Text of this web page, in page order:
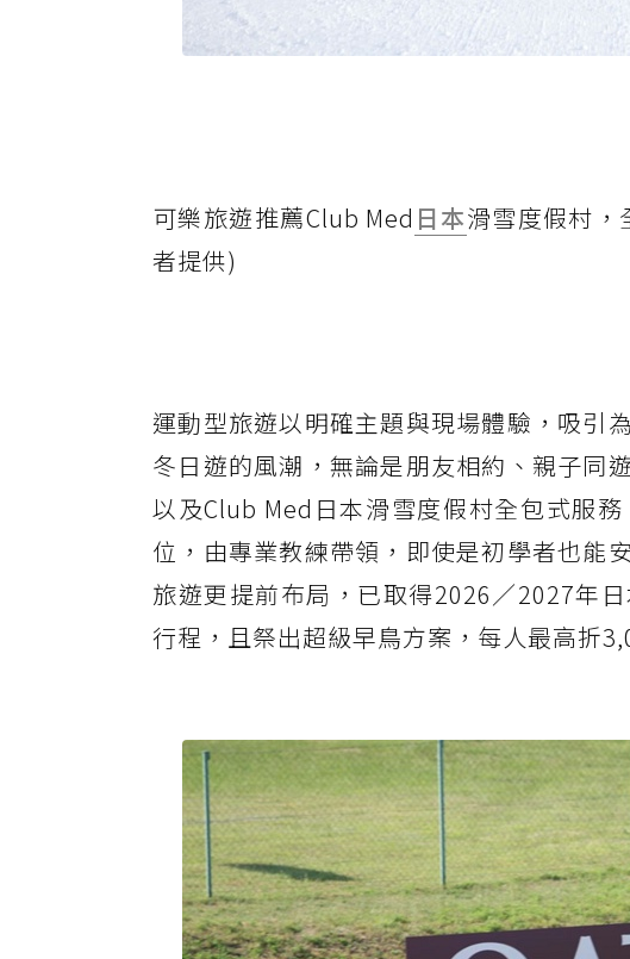
可樂旅遊推薦Club Med 日本滑雪度假村
者提供)
運動型旅遊以明確主題與現場體驗，吸引
冬日遊的風潮，無論是朋友相約、親子同
以及Club Med日本滑雪度假村全包式服
位，由專業教練帶領，即使是初學者也能
旅遊更提前布局，已取得2026／2027年日
行程，且祭出超級早鳥方案，每人最高折